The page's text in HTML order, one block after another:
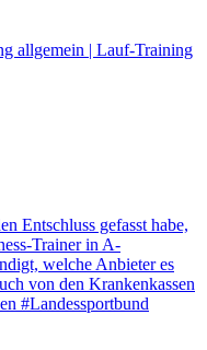
allgemein | Lauf-Training
Entschluss gefasst habe,
Trainer in A-
welche Anbieter es
von den Krankenkassen
#Landessportbund